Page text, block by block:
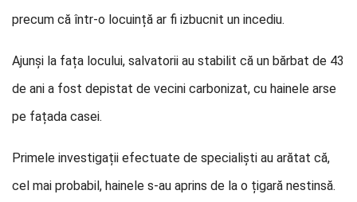
precum că într-o locuință ar fi izbucnit un incediu.
Ajunși la fața locului, salvatorii au stabilit că un bărbat de 43
de ani a fost depistat de vecini carbonizat, cu hainele arse
pe fațada casei.
Primele investigații efectuate de specialiști au arătat că,
cel mai probabil, hainele s-au aprins de la o țigară nestinsă.